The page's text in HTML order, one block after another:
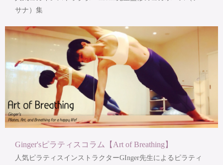
サナ）集
Ginger'sピラティスコラム【Art of Breathing】
人気ピラティスインストラクターGInger先生によるピラティ